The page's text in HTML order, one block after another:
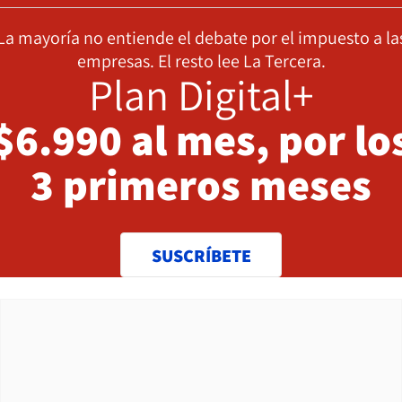
mayoría no entiende el debate por el impuesto a
empresas. El resto lee La Tercera.
Plan Digital+
al mes, por
3 primeros meses
SUSCRÍBETE